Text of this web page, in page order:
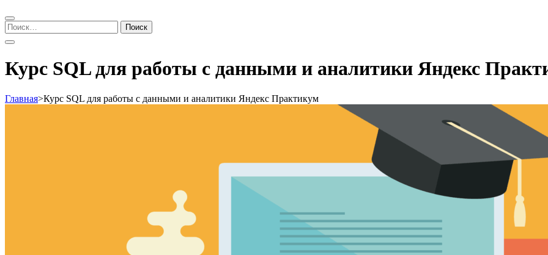
Найти:
Курс SQL для работы с данными и аналитики Яндекс
Главная>Курс SQL для работы с данными и аналитики Яндекс Практикум